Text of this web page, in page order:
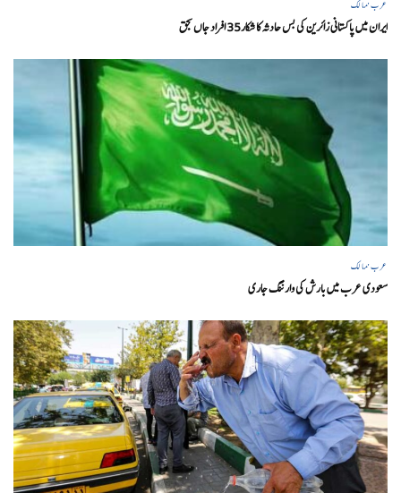
عرب ممالک
ایران میں پاکستانی زائرین کی بس حادثہ کا شکار35 افراد جاں بحق
عرب ممالک
سعودی عرب میں بارش کی وارننگ جاری